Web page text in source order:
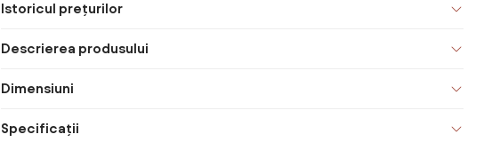
Istoricul prețurilor
Descrierea produsului
Dimensiuni
Specificații